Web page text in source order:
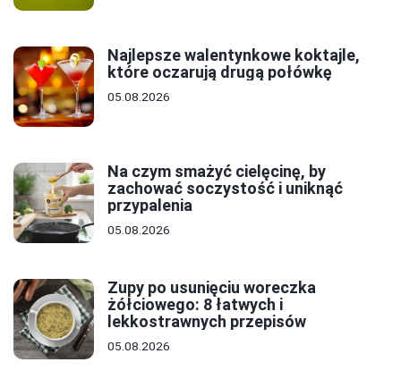
Najlepsze walentynkowe koktajle,
które oczarują drugą połówkę
05.08.2026
Na czym smażyć cielęcinę, by
zachować soczystość i uniknąć
przypalenia
05.08.2026
Zupy po usunięciu woreczka
żółciowego: 8 łatwych i
lekkostrawnych przepisów
05.08.2026